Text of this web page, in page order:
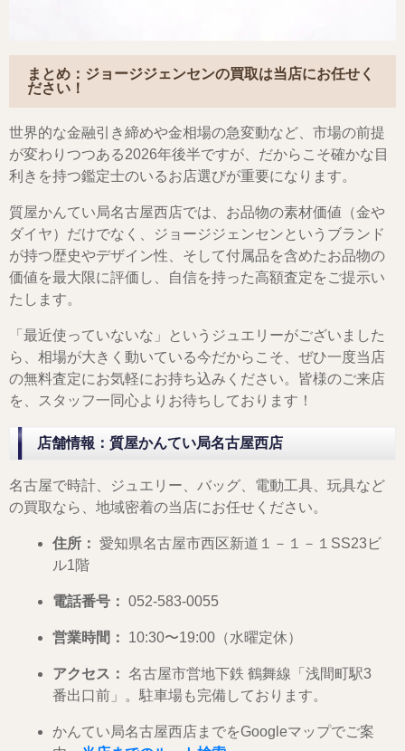
まとめ：ジョージジェンセンの買取は当店にお任せく
ださい！
世界的な金融引き締めや金相場の急変動など、市場の前提
が変わりつつある2026年後半ですが、だからこそ確かな目
利きを持つ鑑定士のいるお店選びが重要になります。
質屋かんてい局名古屋西店では、お品物の素材価値（金や
ダイヤ）だけでなく、ジョージジェンセンというブランド
が持つ歴史やデザイン性、そして付属品を含めたお品物の
価値を最大限に評価し、自信を持った高額査定をご提示い
たします。
「最近使っていないな」というジュエリーがございました
ら、相場が大きく動いている今だからこそ、ぜひ一度当店
の無料査定にお気軽にお持ち込みください。皆様のご来店
を、スタッフ一同心よりお待ちしております！
店舗情報：質屋かんてい局名古屋西店
名古屋で時計、ジュエリー、バッグ、電動工具、玩具など
の買取なら、地域密着の当店にお任せください。
住所： 愛知県名古屋市西区新道１－１－１SS23ビ
ル1階
電話番号： 052-583-0055
営業時間： 10:30〜19:00（水曜定休）
アクセス： 名古屋市営地下鉄 鶴舞線「浅間町駅3
番出口前」。駐車場も完備しております。
かんてい局名古屋西店までをGoogleマップでご案